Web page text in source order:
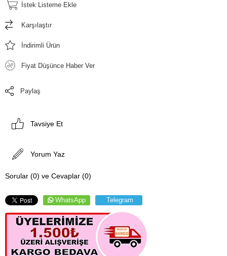
İstek Listeme Ekle
Karşılaştır
İndirimli Ürün
Fiyat Düşünce Haber Ver
Paylaş
Tavsiye Et
Yorum Yaz
Sorular (0) ve Cevaplar (0)
WhatsApp Telegram